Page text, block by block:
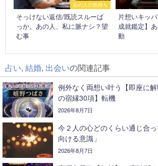
あの人の気持ち
そっけない返信/既読スルーば
っか。あの人、私に脈ナシ？望
む事
片想いキッ
成就鑑定】
動
占い, 結婚, 出会いの関連記事
例外なく両想い叶う【即座に
の宿縁30項】転機
2026年8月7日
今２人の心どのくらい通じ合
向ける意識」
2026年8月7日